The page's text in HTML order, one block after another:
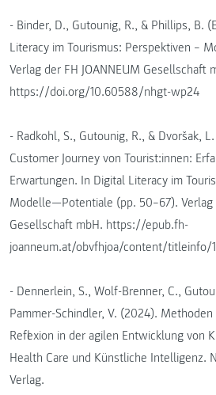
- Binder, D., Gutounig, R., & Phillips, B.
Literacy im Tourismus: Perspektiven –
Verlag der FH JOANNEUM Gesellschaft
https://doi.org/10.60588/nhgt-wp24
- Radkohl, S., Gutounig, R., & Dvoršak,
Customer Journey von Tourist:innen:
Erwartungen. In Digital Literacy im
Modelle—Potentiale (pp. 50–67). Verlag
Gesellschaft mbH. https://epub.fh-
joanneum.at/obvfhjoa/content/titleinfo/
- Dennerlein, S., Wolf-Brenner, C.,
Pammer-Schindler, V. (2024).
Reflexion in der agilen Entwicklung von
Health Care und Künstliche Intelligenz.
Verlag.